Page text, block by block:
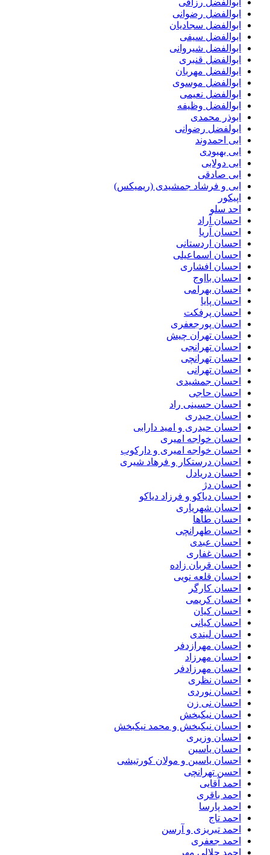
ابوالفضل رزاقی
ابوالفضل رضوانی
ابوالفضل سجادیان
ابوالفضل سیفی
ابوالفضل شیروانی
ابوالفضل قنبری
ابوالفضل مهربان
ابوالفضل موسوی
ابوالفضل نعیمی
ابوالفضل وظیفه
ابوذر محمدی
ابولفضل رضوانی
ابی احمدوند
ابی بهبودی
ابی دولابی
ابی صادقی
ابی و فرشاد جمشیدی (ریمیکس)
اپیکور
احد سلو
احسان آراد
احسان آریا
احسان اردستانی
احسان اسماعیلی
احسان افشاری
احسان بااوج
احسان بهرامی
احسان پایا
احسان پرفکت
احسان پورجعفری
احسان تهران چیش
احسان تهرانجی
احسان تهرانچی
احسان تهرانی
احسان جمشیدی
احسان حاجی
احسان حسینی راد
احسان حیدری
احسان حیدری و امید دارابی
احسان خواجه امیری
احسان خواجه امیری و دارکوب
احسان درستكار و فرهاد شيرى
احسان دریادل
احسان دژ
احسان دیاکو و فرزاد دیاکو
احسان شهریاری
احسان طاها
احسان طهرانچی
احسان عبدی
احسان غفاری
احسان قربان زاده
احسان قلعه نویی
احسان کارگر
احسان کریمی
احسان کیان
احسان کیانی
احسان لیندی
احسان مهرازدفر
احسان مهرزاد
احسان مهرزادفر
احسان نظری
احسان نوردی
احسان نی زن
احسان نیکبخش
احسان نیکبخش و محمد نیکبخش
احسان وزیری
احسان یاسین
احسان یاسین و مولان کورتیشی
احسن تهرانچی
احمد آقایی
احمد باقری
احمد پارسا
احمد تاج
احمد تبریزی و آرسن
احمد جعفری
احمد جلالی مهر